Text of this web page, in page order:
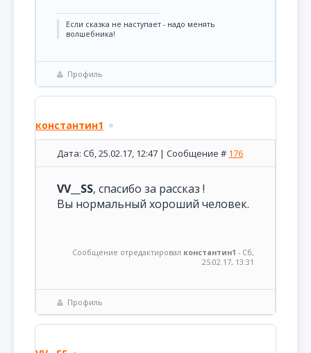
Если сказка не наступает - надо менять
волшебника!
Профиль
константин1
Дата: Сб, 25.02.17, 12:47 | Сообщение # 176
VV__SS, спасибо за рассказ !
Вы нормальный хороший человек.
Сообщение отредактировал константин1 - Сб,
25.02.17, 13:31
Профиль